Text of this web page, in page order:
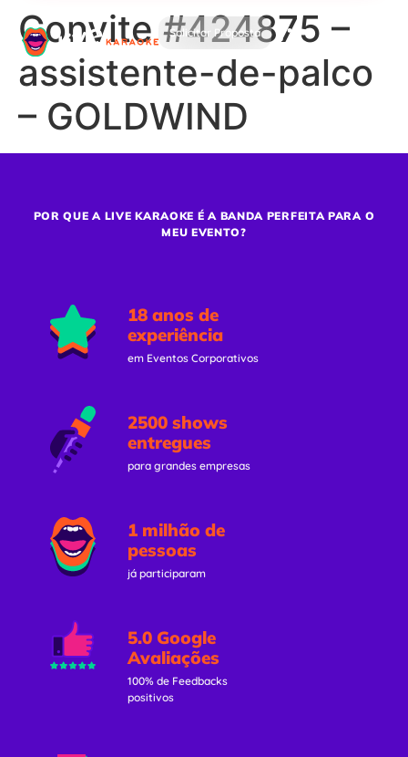
Solicitar Proposta
Convite #424875 –
assistente-de-palco
– GOLDWIND
POR QUE A LIVE KARAOKE É A BANDA PERFEITA PARA O
MEU EVENTO?
18 anos de
experiência
em Eventos Corporativos
2500 shows
entregues
para grandes empresas
1 milhão de
pessoas
já participaram
5.0 Google
Avaliações
100% de Feedbacks
positivos